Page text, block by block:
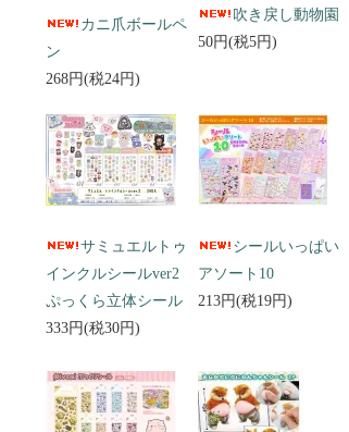
カニ爪ボールペ
ン
268円(税24円)
吹き戻し動物園
50円(税5円)
サミュエルトゥ
インクルシールver2
ぷっくら立体シール
333円(税30円)
シールいっぱい
アソート10
213円(税19円)